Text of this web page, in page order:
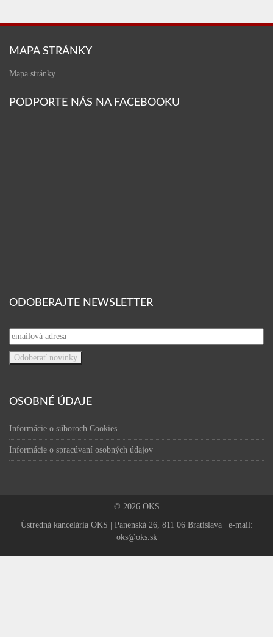
MAPA STRÁNKY
Mapa stránky
PODPORTE NÁS NA FACEBOOKU
ODOBERAJTE NEWSLETTER
OSOBNÉ ÚDAJE
Informácie o súboroch Cookies
Informácie o spracúvaní osobných údajov
© 2026 OKS
Ústredná kancelária OKS | Panenská 26, 811 06 Bratislava | e-mail:
oks@oks.sk